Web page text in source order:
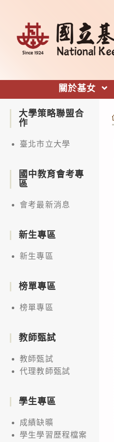
關於基女
大學策略聯盟合
作
臺北市立大學
國中教育會考專
區
會考最新消息
新生專區
新生專區
榜單專區
榜單專區
教師甄試
教師甄試
代理教師甄試
學生專區
成績缺曠
學生學習歷程檔案